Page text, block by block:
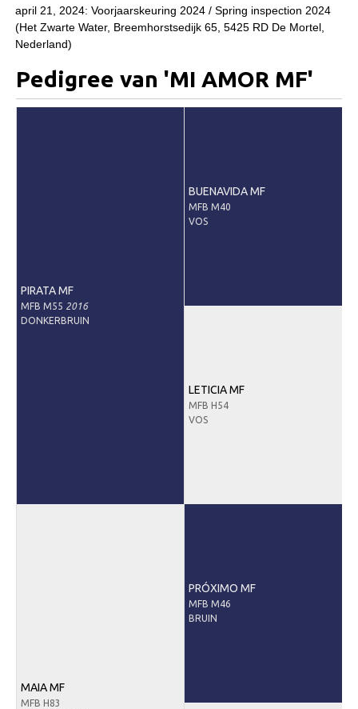
april 21, 2024: Voorjaarskeuring 2024 / Spring inspection 2024
(Het Zwarte Water, Breemhorstsedijk 65, 5425 RD De Mortel,
Nederland)
Pedigree van 'MI AMOR MF'
PIRATA MF
MFB M55 2016
DONKERBRUIN
BUENAVIDA MF
MFB M40
VOS
LETICIA MF
MFB H54
VOS
MAIA MF
MFB H83
PRÓXIMO MF
MFB M46
BRUIN